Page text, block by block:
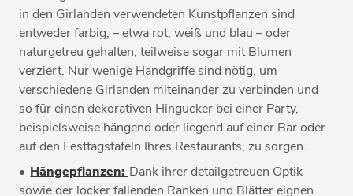
in den Girlanden verwendeten Kunstpflanzen sind
entweder farbig, – etwa rot, weiß und blau – oder
naturgetreu gehalten, teilweise sogar mit Blumen
verziert. Nur wenige Handgriffe sind nötig, um
verschiedene Girlanden miteinander zu verbinden und
so für einen dekorativen Hingucker bei einer Party,
beispielsweise hängend oder liegend auf einer Bar oder
auf den Festtagstafeln Ihres Restaurants, zu sorgen.
• Hängepflanzen: Dank ihrer detailgetreuen Optik
sowie der locker fallenden Ranken und Blätter eignen